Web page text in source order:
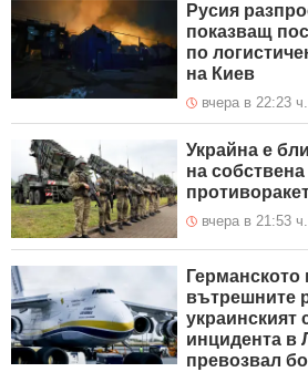
Русия
показващ
по
на Киев
вчера в 22:23 ч.
Украйна е
на
вчера в 21:53 ч.
вътрешните
украинският
инцидента в
превозвал